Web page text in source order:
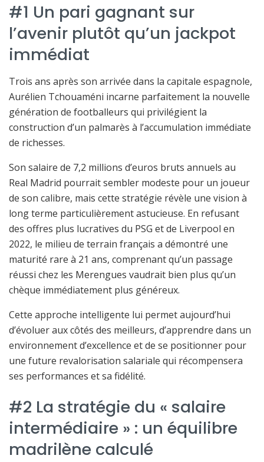
#1 Un pari gagnant sur
l’avenir plutôt qu’un jackpot
immédiat
Trois ans après son arrivée dans la capitale espagnole,
Aurélien Tchouaméni incarne parfaitement la nouvelle
génération de footballeurs qui privilégient la
construction d’un palmarès à l’accumulation immédiate
de richesses.
Son salaire de 7,2 millions d’euros bruts annuels au
Real Madrid pourrait sembler modeste pour un joueur
de son calibre, mais cette stratégie révèle une vision à
long terme particulièrement astucieuse. En refusant
des offres plus lucratives du PSG et de Liverpool en
2022, le milieu de terrain français a démontré une
maturité rare à 21 ans, comprenant qu’un passage
réussi chez les Merengues vaudrait bien plus qu’un
chèque immédiatement plus généreux.
Cette approche intelligente lui permet aujourd’hui
d’évoluer aux côtés des meilleurs, d’apprendre dans un
environnement d’excellence et de se positionner pour
une future revalorisation salariale qui récompensera
ses performances et sa fidélité.
#2 La stratégie du « salaire
intermédiaire » : un équilibre
madrilène calculé